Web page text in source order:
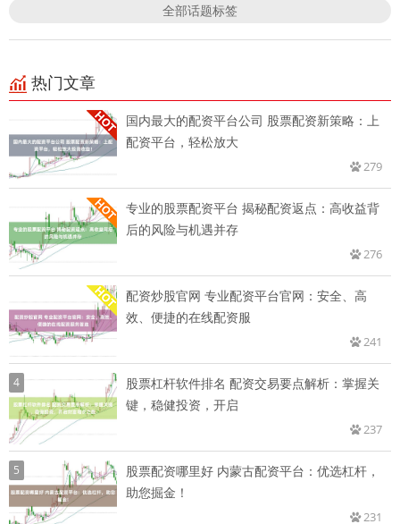
全部话题标签
热门文章
国内最大的配资平台公司 股票配资新策略：上
配资平台，轻松放大
279
专业的股票配资平台 揭秘配资返点：高收益背
后的风险与机遇并存
276
配资炒股官网 专业配资平台官网：安全、高
效、便捷的在线配资服
241
4
股票杠杆软件排名 配资交易要点解析：掌握关
键，稳健投资，开启
237
5
股票配资哪里好 内蒙古配资平台：优选杠杆，
助您掘金！
231